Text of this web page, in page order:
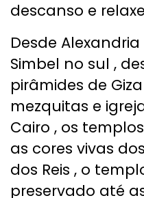
descanso e
Desde
Simbel no sul ,
pirâmides de
mezquitas e
Cairo , os
as cores vivas
dos Reis , o
preservado até